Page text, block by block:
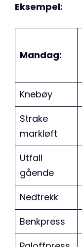
Eksempel:
Mandag:
Knebøy
Strake
markløft
Utfall
gående
Nedtrekk
Benkpress